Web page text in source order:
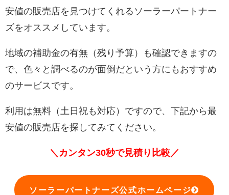
安値の販売店を見つけてくれるソーラーパートナー
ズをオススメしています。
地域の補助金の有無（残り予算）も確認できますの
で、色々と調べるのが面倒だという方にもおすすめ
のサービスです。
利用は無料（土日祝も対応）ですので、下記から最
安値の販売店を探してみてください。
＼カンタン30秒で見積り比較／
ソーラーパートナーズ公式ホームページ